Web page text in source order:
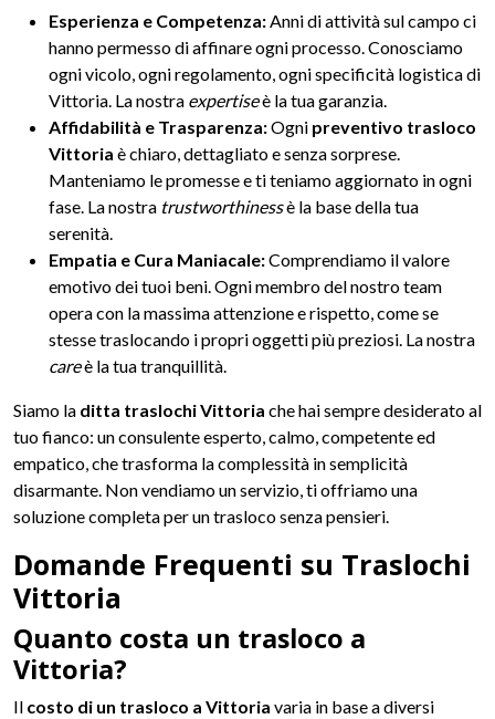
Esperienza e Competenza:Anni di attività sul campo ci
hanno permesso di affinare ogni processo. Conosciamo
ogni vicolo, ogni regolamento, ogni specificità logistica di
Vittoria. La nostra expertiseè la tua garanzia.
Affidabilità e Trasparenza:Ogni preventivo trasloco
Vittoria è chiaro, dettagliato e senza sorprese.
Manteniamo le promesse e ti teniamo aggiornato in ogni
fase. La nostra trustworthinessè la base della tua
serenità.
Empatia e Cura Maniacale:Comprendiamo il valore
emotivo dei tuoi beni. Ogni membro del nostro team
opera con la massima attenzione e rispetto, come se
stesse traslocando i propri oggetti più preziosi. La nostra
careè la tua tranquillità.
Siamo la ditta traslochi Vittoria che hai sempre desiderato al
tuo fianco: un consulente esperto, calmo, competente ed
empatico, che trasforma la complessità in semplicità
disarmante. Non vendiamo un servizio, ti offriamo una
soluzione completa per un trasloco senza pensieri.
Domande Frequenti su Traslochi
Vittoria
Quanto costa un trasloco a
Vittoria?
Il costo di un trasloco a Vittoria varia in base a diversi